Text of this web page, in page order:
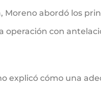
Moreno abordó los
operación con
explicó cómo una